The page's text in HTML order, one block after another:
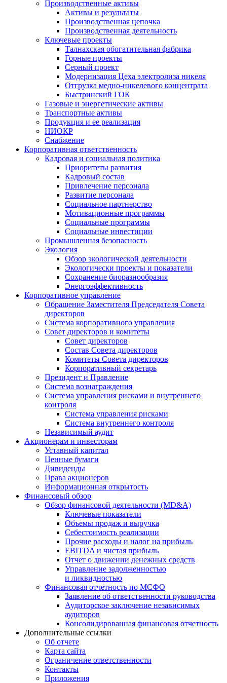
Производственные активы
Активы и результаты
Производственная цепочка
Производственная деятельность
Ключевые проекты
Талнахская обогатительная фабрика
Горные проекты
Серный проект
Модернизация Цеха электролиза никеля
Отгрузка медно-никелевого концентрата
Быстринский ГОК
Газовые и энергетические активы
Транспортные активы
Продукция и ее реализация
НИОКР
Снабжение
Корпоративная ответственность
Кадровая и социальная политика
Приоритеты развития
Кадровый состав
Привлечение персонала
Развитие персонала
Социальное партнерство
Мотивационные программы
Социальные программы
Социальные инвестиции
Промышленная безопасность
Экология
Обзор экологической деятельности
Экологически проекты и показатели
Сохранение биоразнообразия
Энергоэффективность
Корпоративное управление
Обращение Заместителя Председателя Совета
директоров
Система корпоративного управления
Совет директоров и комитеты
Совет директоров
Состав Совета директоров
Комитеты Совета директоров
Корпоративный секретарь
Президент и Правление
Система вознаграждения
Система управления рисками и внутреннего
контроля
Система управления рисками
Система внутреннего контроля
Независимый аудит
Акционерам и инвесторам
Уставный капитал
Ценные бумаги
Дивиденды
Права акционеров
Информационная открытость
Финансовый обзор
Обзор финансовой деятельности (MD&A)
Ключевые показатели
Объемы продаж и выручка
Себестоимость реализации
Прочие расходы и налог на прибыль
EBITDA и чистая прибыль
Отчет о движении денежных средств
Управление задолженностью
и ликвидностью
Финансовая отчетность по МСФО
Заявление об ответственности руководства
Аудиторское заключение независимых
аудиторов
Консолидированная финансовая отчетность
Дополнительные ссылки
Об отчете
Карта сайта
Ограничение ответственности
Контакты
Приложения